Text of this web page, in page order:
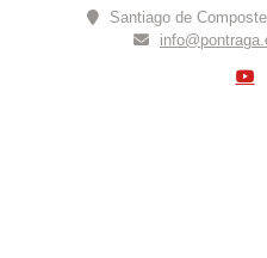
Santiago de